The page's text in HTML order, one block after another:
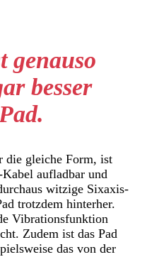
genauso
besser
die gleiche Form, ist
aufladbar und
witzige Sixaxis-
trotzdem hinterher.
Vibrationsfunktion
Zudem ist das Pad
das von der